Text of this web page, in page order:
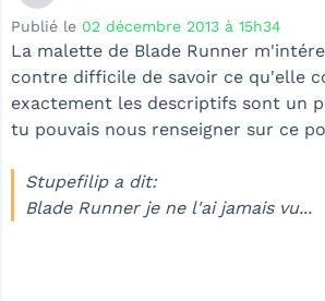
Publié le 02 décembre 2013 à 15h34
La malette de Blade Runner
contre difficile de savoir ce qu'elle
exactement les descriptifs sont un
tu pouvais nous renseigner sur ce
Stupefilip a dit:
Blade Runner je ne l'ai jamais vu...